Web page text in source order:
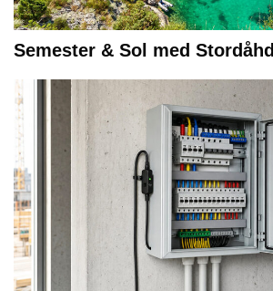
Semester & Sol med Stordåhd